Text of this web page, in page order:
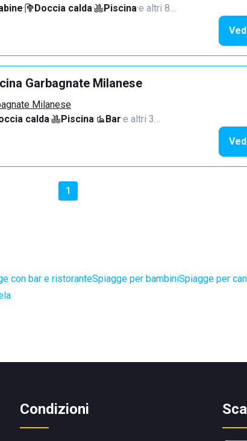
· Doccia calda· Piscina·e altri 8…
Garbagnate Milanese
Milanese
calda· Piscina· Bar·e altri 3…
1
con bar e ristoranteSpiagge per bambiniSpiagge per
Condizioni